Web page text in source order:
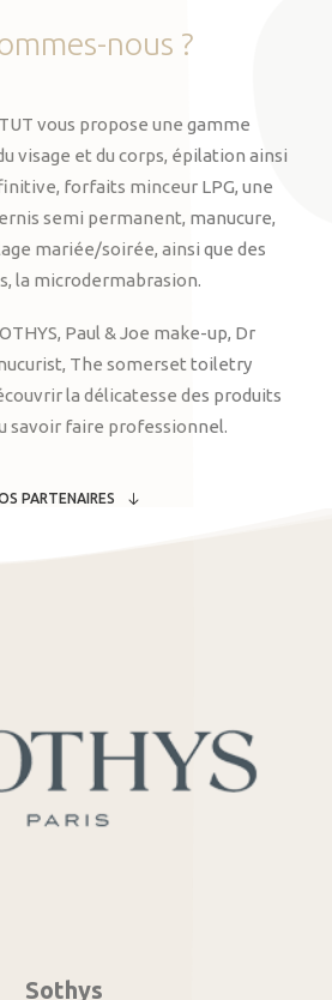
nous ?
vous propose une gamme
visage et du corps, épilation ainsi
forfaits minceur LPG, une
semi permanent, manucure,
mariée/soirée, ainsi que des
la microdermabrasion.
Paul & Joe make-up, Dr
The somerset toiletry
la délicatesse des produits
savoir faire professionnel.
PARTENAIRES
Sothys